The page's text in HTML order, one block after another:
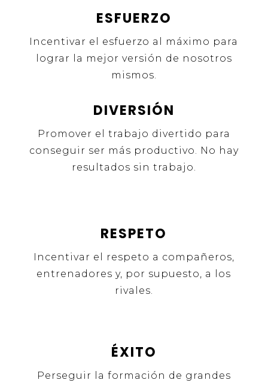
ESFUERZO
Incentivar el esfuerzo al máximo para
lograr la mejor versión de nosotros
mismos.
DIVERSIÓN
Promover el trabajo divertido para
conseguir ser más productivo. No hay
resultados sin trabajo.
RESPETO
Incentivar el respeto a compañeros,
entrenadores y, por supuesto, a los
rivales.
ÉXITO
Perseguir la formación de grandes